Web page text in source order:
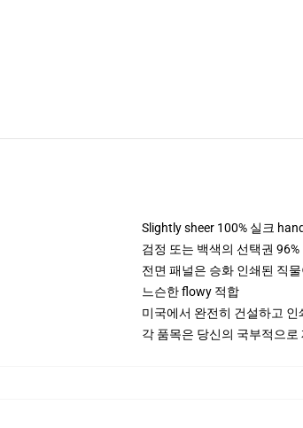
Slightly sheer 100% 실크
검정 또는 백색의 선택권
전면 패널은 승화 인쇄된 직
느슨한 flowy 적합
미국에서 완전히 건설하고 인
각 품목은 당신의 국부적으